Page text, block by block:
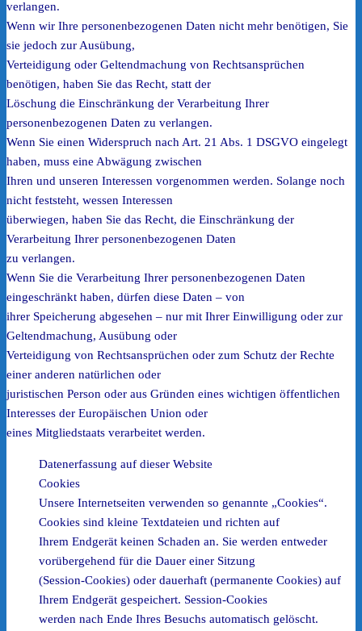
verlangen.
Wenn wir Ihre personenbezogenen Daten nicht mehr benötigen, Sie
sie jedoch zur Ausübung,
Verteidigung oder Geltendmachung von Rechtsansprüchen
benötigen, haben Sie das Recht, statt der
Löschung die Einschränkung der Verarbeitung Ihrer
personenbezogenen Daten zu verlangen.
Wenn Sie einen Widerspruch nach Art. 21 Abs. 1 DSGVO eingelegt
haben, muss eine Abwägung zwischen
Ihren und unseren Interessen vorgenommen werden. Solange noch
nicht feststeht, wessen Interessen
überwiegen, haben Sie das Recht, die Einschränkung der
Verarbeitung Ihrer personenbezogenen Daten
zu verlangen.
Wenn Sie die Verarbeitung Ihrer personenbezogenen Daten
eingeschränkt haben, dürfen diese Daten – von
ihrer Speicherung abgesehen – nur mit Ihrer Einwilligung oder zur
Geltendmachung, Ausübung oder
Verteidigung von Rechtsansprüchen oder zum Schutz der Rechte
einer anderen natürlichen oder
juristischen Person oder aus Gründen eines wichtigen öffentlichen
Interesses der Europäischen Union oder
eines Mitgliedstaats verarbeitet werden.
Datenerfassung auf dieser Website
Cookies
Unsere Internetseiten verwenden so genannte „Cookies“.
Cookies sind kleine Textdateien und richten auf
Ihrem Endgerät keinen Schaden an. Sie werden entweder
vorübergehend für die Dauer einer Sitzung
(Session-Cookies) oder dauerhaft (permanente Cookies) auf
Ihrem Endgerät gespeichert. Session-Cookies
werden nach Ende Ihres Besuchs automatisch gelöscht.